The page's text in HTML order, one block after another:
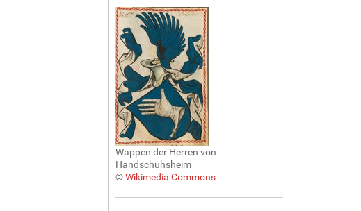
Wappen der Herren von
Handschuhsheim
©Wikimedia Commons